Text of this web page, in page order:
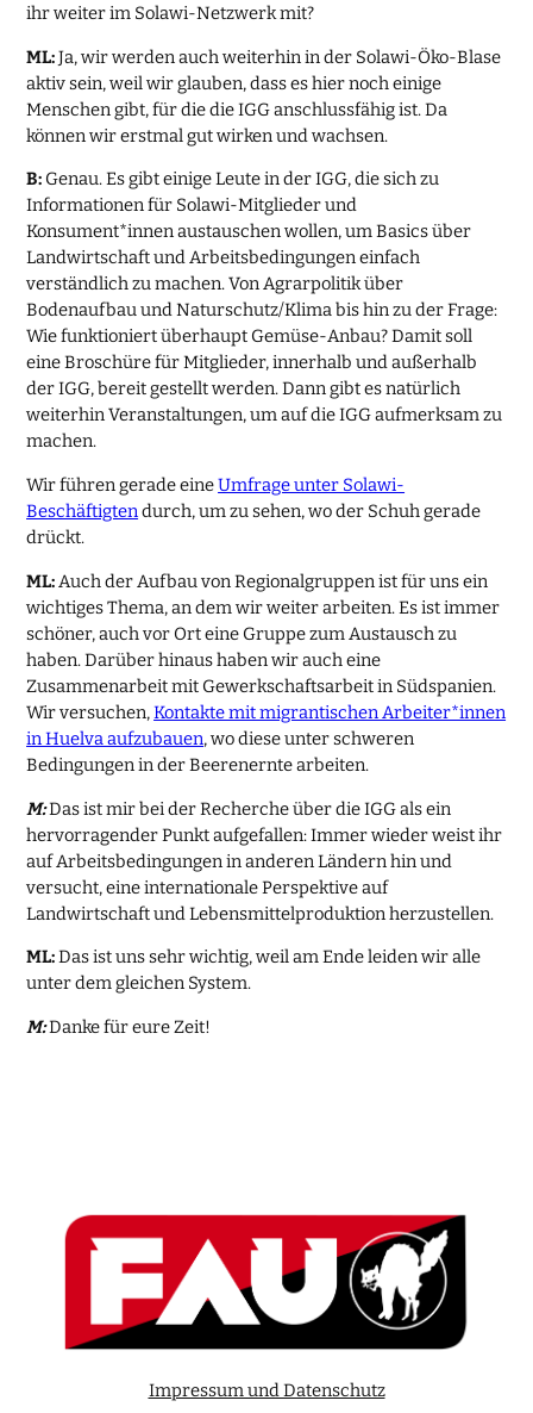
ihr weiter im Solawi-Netzwerk mit?
ML:Ja, wir werden auch weiterhin in der Solawi-Öko-Blase
aktiv sein, weil wir glauben, dass es hier noch einige
Menschen gibt, für die die IGG anschlussfähig ist. Da
können wir erstmal gut wirken und wachsen.
B: Genau. Es gibt einige Leute in der IGG, die sich zu
Informationen für Solawi-Mitglieder und
Konsument*innen austauschen wollen, um Basics über
Landwirtschaft und Arbeitsbedingungen einfach
verständlich zu machen. Von Agrarpolitik über
Bodenaufbau und Naturschutz/Klima bis hin zu der Frage:
Wie funktioniert überhaupt Gemüse-Anbau? Damit soll
eine Broschüre für Mitglieder, innerhalb und außerhalb
der IGG, bereit gestellt werden. Dann gibt es natürlich
weiterhin Veranstaltungen, um auf die IGG aufmerksam zu
machen.
Wir führen gerade eineUmfrage unter Solawi-
Beschäftigtendurch, um zu sehen, wo der Schuh gerade
drückt.
ML:Auch der Aufbau von Regionalgruppen ist für uns ein
wichtiges Thema, an dem wir weiter arbeiten. Es ist immer
schöner, auch vor Ort eine Gruppe zum Austausch zu
haben. Darüber hinaus haben wir auch eine
Zusammenarbeit mit Gewerkschaftsarbeit in Südspanien.
Wir versuchen,Kontakte mit migrantischen Arbeiter*innen
in Huelva aufzubauen, wo diese unter schweren
Bedingungen in der Beerenernte arbeiten.
M:Das ist mir bei der Recherche über die IGG als ein
hervorragender Punkt aufgefallen: Immer wieder weist ihr
auf Arbeitsbedingungen in anderen Ländern hin und
versucht, eine internationale Perspektive auf
Landwirtschaft und Lebensmittelproduktion herzustellen.
ML:Das ist uns sehr wichtig, weil am Ende leiden wir alle
unter dem gleichen System.
M:Danke für eure Zeit!
Impressum und Datenschutz